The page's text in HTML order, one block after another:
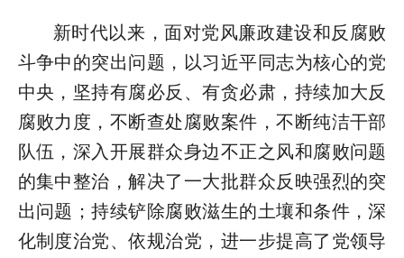
新时代以来，面对党风廉政建设和反腐败
斗争中的突出问题，以习近平同志为核心的党
中央，坚持有腐必反、有贪必肃，持续加大反
腐败力度，不断查处腐败案件，不断纯洁干部
队伍，深入开展群众身边不正之风和腐败问题
的集中整治，解决了一大批群众反映强烈的突
出问题；持续铲除腐败滋生的土壤和条件，深
化制度治党、依规治党，进一步提高了党领导